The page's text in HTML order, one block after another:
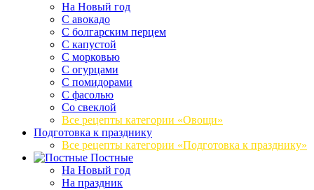
На Новый год
С авокадо
С болгарским перцем
С капустой
С морковью
С огурцами
С помидорами
С фасолью
Со свеклой
Все рецепты категории «Овощи»
Подготовка к празднику
Все рецепты категории «Подготовка к празднику»
Постные
На Новый год
На праздник